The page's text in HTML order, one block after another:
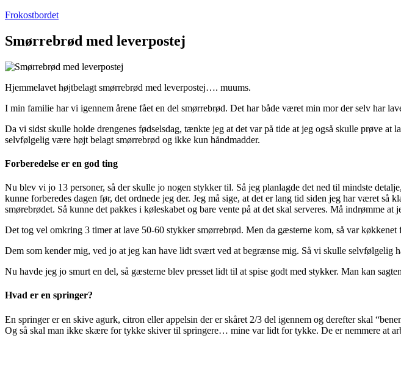
Frokostbordet
Smørrebrød med leverpostej
Hjemmelavet højtbelagt smørrebrød med leverpostej…. muums.
I min familie har vi igennem årene fået en del smørrebrød. Det har både været min mor der selv har
Da vi sidst skulle holde drengenes fødselsdag, tænkte jeg at det var på tide at jeg også skulle prøve
selvfølgelig være højt belagt smørrebrød og ikke kun håndmadder.
Forberedelse er en god ting
Nu blev vi jo 13 personer, så der skulle jo nogen stykker til. Så jeg planlagde det ned til mindste
kunne forberedes dagen før, det ordnede jeg der. Jeg må sige, at det er lang tid siden jeg har været
smørebrødet. Så kunne det pakkes i køleskabet og bare vente på at det skal serveres. Må
Det tog vel omkring 3 timer at lave 50-60 stykker smørrebrød. Men da gæsterne kom, så var
Dem som kender mig, ved jo at jeg kan have lidt svært ved at begrænse mig. Så vi skulle
Nu havde jeg jo smurt en del, så gæsterne blev presset lidt til at spise godt med stykker. Man kan
Hvad er en springer?
En springer er en skive agurk, citron eller appelsin der er skåret 2/3 del igennem og derefter skal
Og så skal man ikke skære for tykke skiver til springere… mine var lidt for tykke. De er nemmere at